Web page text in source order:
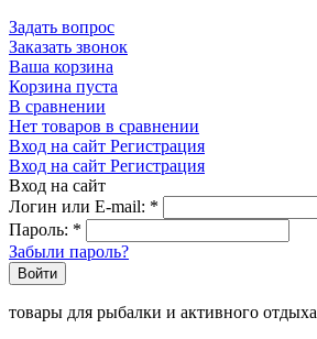
Задать вопрос
Заказать звонок
Ваша корзина
Корзина пуста
В сравнении
Нет товаров в сравнении
Вход на сайт Регистрация
Вход на сайт Регистрация
Вход на сайт
Логин или E-mail: *
Пароль: *
Забыли пароль?
Войти
товары для рыбалки и активного отдыха